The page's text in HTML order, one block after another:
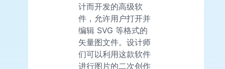
计而开发的高级软
件，允许用户打开并
编辑 SVG 等格式的
矢量图文件。设计师
们可以利用这款软件
进行图片的二次创作